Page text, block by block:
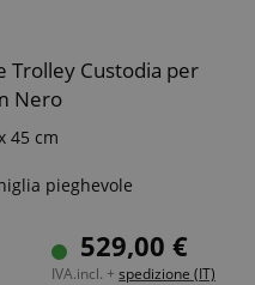
Trolley Custodia per
Nero
45 cm
pieghevole
della pressione
resistente529,00 €
IVA.incl. + spedizione (IT)